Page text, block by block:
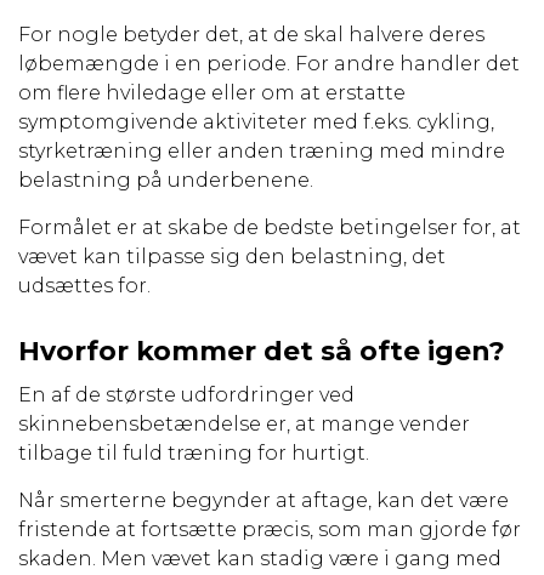
For nogle betyder det, at de skal halvere deres
løbemængde i en periode. For andre handler det
om flere hviledage eller om at erstatte
symptomgivende aktiviteter med f.eks. cykling,
styrketræning eller anden træning med mindre
belastning på underbenene.
Formålet er at skabe de bedste betingelser for, at
vævet kan tilpasse sig den belastning, det
udsættes for.
Hvorfor kommer det så ofte igen?
En af de største udfordringer ved
skinnebensbetændelse er, at mange vender
tilbage til fuld træning for hurtigt.
Når smerterne begynder at aftage, kan det være
fristende at fortsætte præcis, som man gjorde før
skaden. Men vævet kan stadig være i gang med